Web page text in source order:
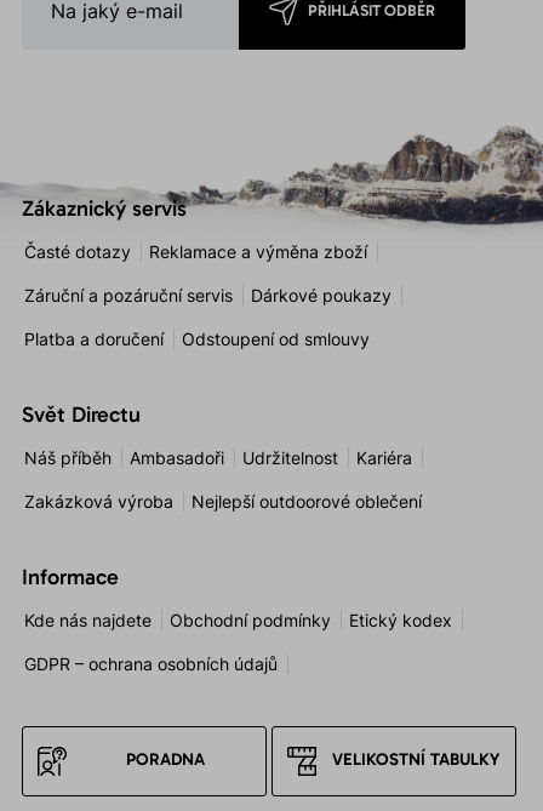
PŘIHLÁSIT ODBĚR
Zákaznický servis
Časté dotazy Reklamace a výměna zboží
Záruční a pozáruční servis Dárkové poukazy
Platba a doručení Odstoupení od smlouvy
Svět Directu
Náš příběh Ambasadoři Udržitelnost Kariéra
Zakázková výroba Nejlepší outdoorové oblečení
Informace
Kde nás najdete Obchodní podmínky Etický kodex
GDPR – ochrana osobních údajů
PORADNA VELIKOSTNÍ TABULKY